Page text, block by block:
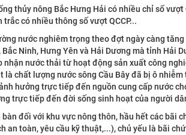
thủy nông Bắc Hưng Hải có nhiều chỉ số
có nhiều thông số vượt QCCP...
nước nghiêm trọng theo đợt ngày càng
Ninh, Hưng Yên và Hải Dương mà tỉnh Hải
nhận nước thải từ hoạt động sản xuất công
là chất lượng nước sông Cầu Bây đã bị ô
hưởng trực tiếp đến nguồn cung cấp nước
trực tiếp đến đời sống sinh hoạt của người
đối với khu vực nông thôn, hầu hết các bãi
an toàn, yêu cầu kỹ thuật,...), chủ yếu là bãi